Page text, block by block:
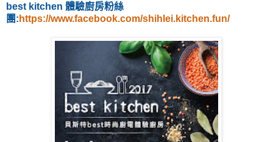
best kitchen 體驗廚房粉絲
團: https://www.facebook.com/shihlei.kitchen.fun/